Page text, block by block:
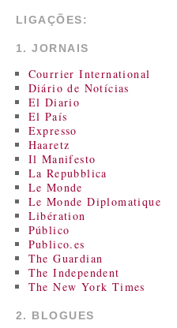
LIGAÇÕES:
1. JORNAIS
Courrier International
Diário de Notícias
El Diario
El País
Expresso
Haaretz
Il Manifesto
La Repubblica
Le Monde
Le Monde Diplomatique
Libération
Público
Publico.es
The Guardian
The Independent
The New York Times
2. BLOGUES